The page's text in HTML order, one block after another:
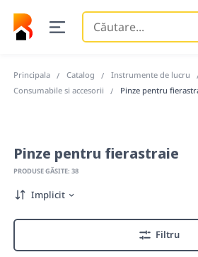
Căutare
Principala Catalog
Instrumente de lucru
Consumabile si accesorii
Pinze pentru
Pinze pentru fierastraie
PRODUSE GĂSITE: 38
Implicit
Filtru